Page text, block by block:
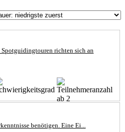
richten sich an
ab 2
benötigen. Eine Ei...